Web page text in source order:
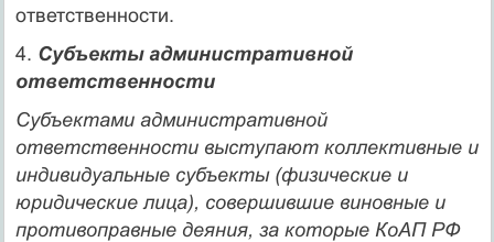
ответственности.
4. Субъекты административной
ответственности
Субъектамиадминистративной
ответственности выступают коллективные и
индивидуальные субъекты (физические и
юридические лица), совершившие виновные и
противоправные деяния, за которые КоАП РФ